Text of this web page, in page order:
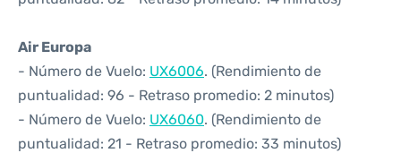
Air Europa
- Número de Vuelo: UX6006. (Rendimiento de
puntualidad: 96 - Retraso promedio: 2 minutos)
- Número de Vuelo: UX6060. (Rendimiento de
puntualidad: 21 - Retraso promedio: 33 minutos)